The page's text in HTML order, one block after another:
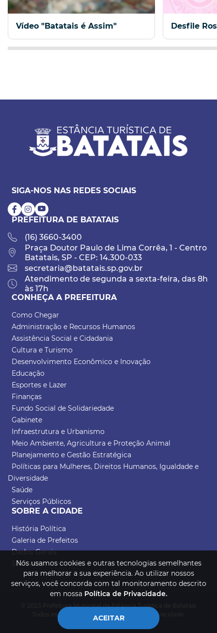
Vídeo "Batatais é Assim" Desfile
SIGA-NOS NAS REDES SOCIAIS
PREFEITURA DE BATATAIS
(16) 3660-3400
Praça Doutor Paulo de Lima Corrêa, 1 - Centro
Batatais, SP - CEP: 14.300-033
secretaria@batatais.sp.gov.br
Atendimento de segunda a sexta-feira, das 8h
às 17h
CONHEÇA A PREFEITURA
Como Chegar
Administração e Recursos Humanos
Assistência Social e Cidadania
Cultura e Turismo
Desenvolvimento Econômico e Inovação
Educação
Esportes e Lazer
Finanças
Fundo Social de Solidariedade
Gabinete
Infraestrutura e Urbanismo
Meio Ambiente, Agricultura e Proteção Animal
Planejamento e Gestão Estratégica
Políticas para Mulheres, Direitos Humanos, Igualdade e
Diversidade
Saúde
Serviços Públicos
SOBRE A CIDADE
História Política
Galeria de Prefeitos
Dados Gerais
Símbolos
© 2023 Prefeitura Municipal da Estância Turística de Batatais
Todos os direitos reservados.Política de Privacidade.
Nós usamos cookies e outras tecnologias semelhantes
para melhorar a sua experiência. Ao utilizar nossos
serviços, você concorda com tal monitoramento descrito
em nossa Política de Privacidade.
ACEITAR